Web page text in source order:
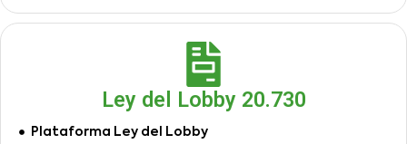
Ley del Lobby 20.730
Plataforma Ley del Lobby